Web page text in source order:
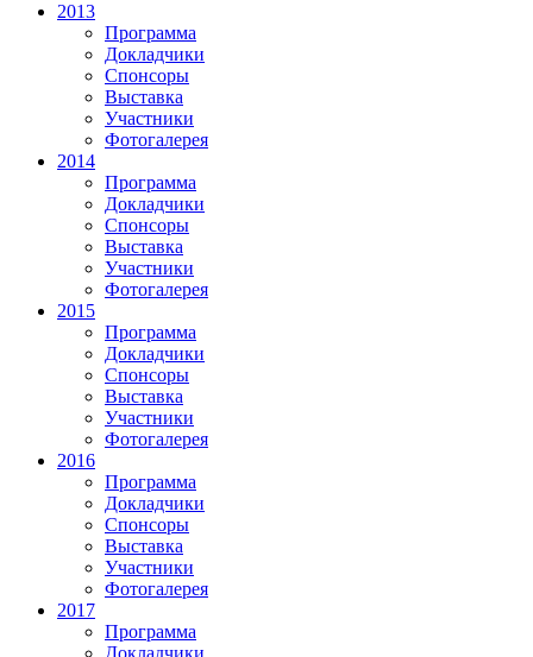
2013
Программа
Докладчики
Спонсоры
Выставка
Участники
Фотогалерея
2014
Программа
Докладчики
Спонсоры
Выставка
Участники
Фотогалерея
2015
Программа
Докладчики
Спонсоры
Выставка
Участники
Фотогалерея
2016
Программа
Докладчики
Спонсоры
Выставка
Участники
Фотогалерея
2017
Программа
Докладчики